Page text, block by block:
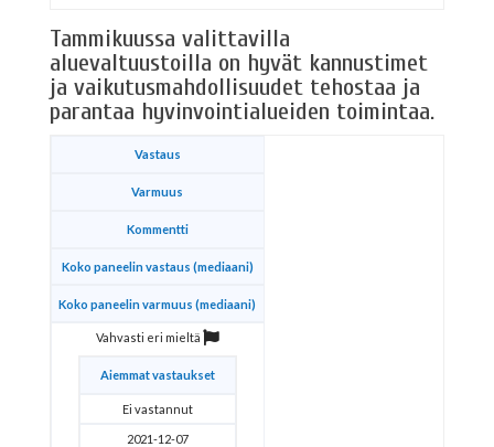
Tammikuussa valittavilla
aluevaltuustoilla on hyvät kannustimet
ja vaikutusmahdollisuudet tehostaa ja
parantaa hyvinvointialueiden toimintaa.
Vastaus
Varmuus
Kommentti
Koko paneelin vastaus (mediaani)
Koko paneelin varmuus (mediaani)
Vahvasti eri mieltä
Aiemmat vastaukset
Ei vastannut
2021-12-07